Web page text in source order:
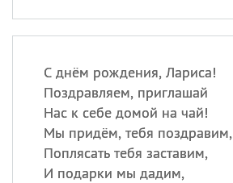
С днём рождения, Лариса!
Поздравляем, приглашай
Нас к себе домой на чай!
Мы придём, тебя поздравим,
Поплясать тебя заставим,
И подарки мы дадим,